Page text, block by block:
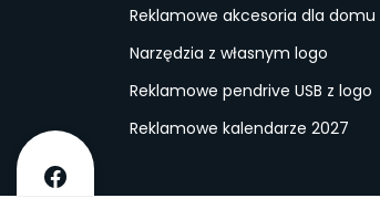
Reklamowe akcesoria dla domu
Narzędzia z własnym logo
Reklamowe pendrive USB z logo
Reklamowe kalendarze 2027